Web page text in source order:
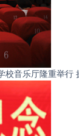
校音乐厅隆重举行